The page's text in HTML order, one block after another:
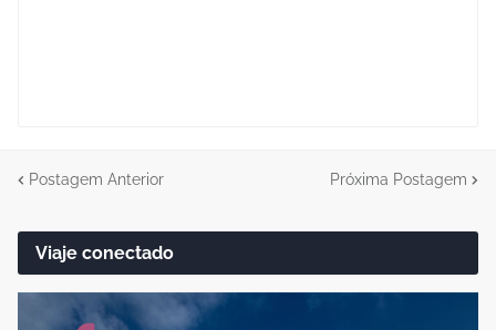
Postagem Anterior Próxima Postagem
Viaje conectado